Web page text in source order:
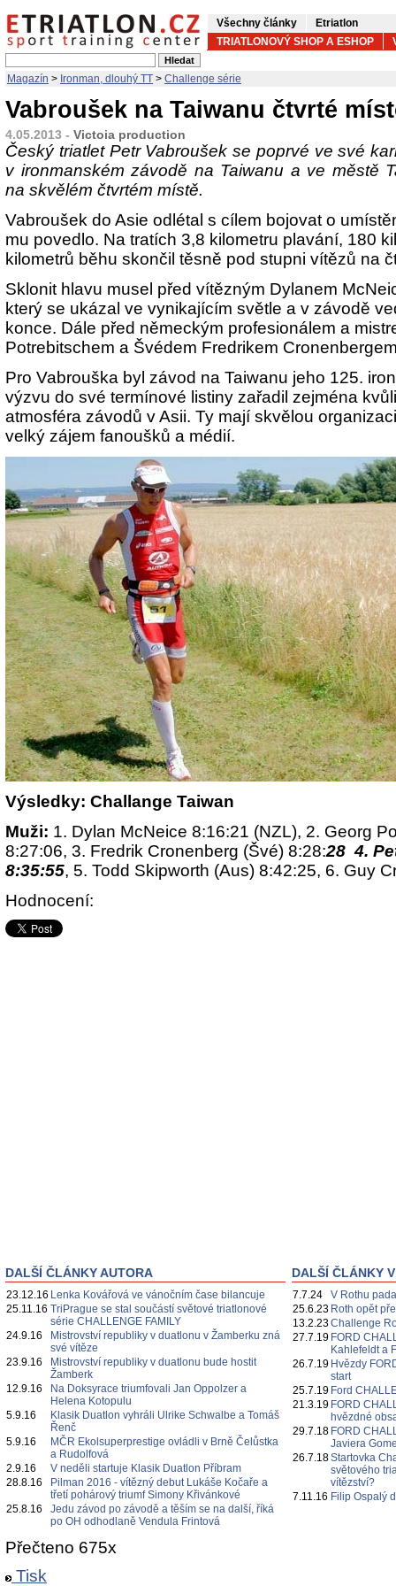
Všechny články
Etriatlon
TRIATLONOVÝ SHOP A ESHOP
Magazín > Ironman, dlouhý TT > Challenge série
Vabroušek na Taiwanu čtvrté
4.05.2013 - Victoia production
Český triatlet Petr Vabroušek se poprvé ve své
v ironmanském závodě na Taiwanu a ve městě
na skvělém čtvrtém místě.
Vabroušek do Asie odlétal s cílem bojovat o
mu povedlo. Na tratích 3,8 kilometru plavání, 180
kilometrů běhu skončil těsně pod stupni vítězů na
Sklonit hlavu musel před vítězným Dylanem
který se ukázal ve vynikajícím světle a v závodě
konce. Dále před německým profesionálem a
Potrebitschem a Švédem Fredrikem
Pro Vabrouška byl závod na Taiwanu jeho 125.
výzvu do své termínové listiny zařadil zejména
atmosféra závodů v Asii. Ty mají skvělou
velký zájem fanoušků a médií.
Výsledky: Challange Taiwan
Muži: 1. Dylan McNeice 8:16:21 (NZL), 2. Georg
8:27:06, 3. Fredrik Cronenberg (Švé) 8:28:28 4.
8:35:55, 5. Todd Skipworth (Aus) 8:42:25, 6. Guy
Hodnocení:
DALŠÍ ČLÁNKY AUTORA
23.12.16 Lenka Kovářová ve vánočním čase bilancuje
25.11.16 TriPrague se stal součástí světové triatlonové
série CHALLENGE FAMILY
24.9.16
Mistrovství republiky v duatlonu v Žamberku zná
své vítěze
23.9.16
Mistrovství republiky v duatlonu bude hostit
Žamberk
12.9.16
Na Doksyrace triumfovali Jan Oppolzer a
Helena Kotopulu
5.9.16
Klasik Duatlon vyhráli Ulrike Schwalbe a Tomáš
Řenč
5.9.16
MČR Ekolsuperprestige ovládli v Brně Čelůstka
a Rudolfová
2.9.16
V neděli startuje Klasik Duatlon Příbram
28.8.16
Pilman 2016 - vítězný debut Lukáše Kočaře a
třetí pohárový triumf Simony Křivánkové
25.8.16
Jedu závod po závodě a těším se na další, říká
po OH odhodlaně Vendula Frintová
DALŠÍ ČLÁNKY
7.7.24
V Rothu
25.6.23 Roth opět
13.2.23Challenge
27.7.19 FORD
Kahlefeldt a
26.7.19 Hvězdy
start
25.7.19 Ford
21.3.19 FORD
hvězdné
29.7.18 FORD
Javiera
26.7.18Startovka
světového
vítězství?
7.11.16 Filip Ospalý
Přečteno 675x
Tisk